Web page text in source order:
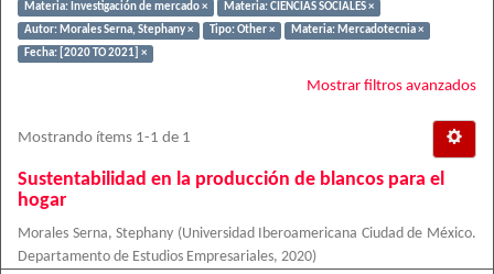
Materia: Investigación de mercado ×
Materia: CIENCIAS SOCIALES ×
Autor: Morales Serna, Stephany ×
Tipo: Other ×
Materia: Mercadotecnia ×
Fecha: [2020 TO 2021] ×
Mostrar filtros avanzados
Mostrando ítems 1-1 de 1
Sustentabilidad en la producción de blancos para el
hogar
Morales Serna, Stephany (Universidad Iberoamericana Ciudad de México.
Departamento de Estudios Empresariales, 2020)